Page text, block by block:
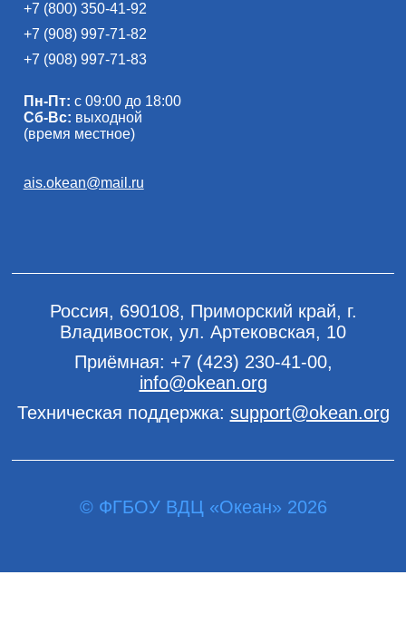
+7 (800) 350-41-92
+7 (908) 997-71-82
+7 (908) 997-71-83
Пн-Пт: с 09:00 до 18:00
Сб-Вс: выходной
(время местное)
ais.okean@mail.ru
Россия, 690108, Приморский край, г.
Владивосток, ул. Артековская, 10
Приёмная: +7 (423) 230-41-00,
info@okean.org
Техническая поддержка: support@okean.org
© ФГБОУ ВДЦ «Океан» 2026